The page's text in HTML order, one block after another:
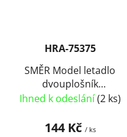
HRA-75375
SMĚR Model letadlo
dvouplošník
Polikarpov Po-2
(stavebnice letadla)
Ihned k odeslání(2 ks)
144 Kč / ks